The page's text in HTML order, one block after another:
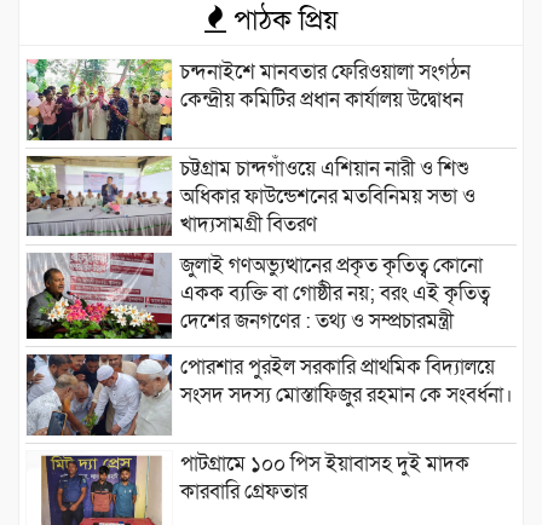
পাঠক প্রিয়
চন্দনাইশে মানবতার ফেরিওয়ালা সংগঠন
কেন্দ্রীয় কমিটির প্রধান কার্যালয় উদ্বোধন
চট্টগ্রাম চান্দগাঁওয়ে এশিয়ান নারী ও শিশু
অধিকার ফাউন্ডেশনের মতবিনিময় সভা ও
খাদ্যসামগ্রী বিতরণ
জুলাই গণঅভ্যুত্থানের প্রকৃত কৃতিত্ব কোনো
একক ব্যক্তি বা গোষ্ঠীর নয়; বরং এই কৃতিত্ব
দেশের জনগণের : তথ্য ও সম্প্রচারমন্ত্রী
পোরশার পুরইল সরকারি প্রাথমিক বিদ্যালয়ে
সংসদ সদস্য মোস্তাফিজুর রহমান কে সংবর্ধনা।
পাটগ্রামে ১০০ পিস ইয়াবাসহ দুই মাদক
কারবারি গ্রেফতার